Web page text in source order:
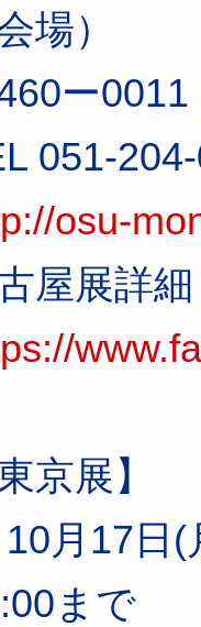
場）
ー
051-
osu-
屋展詳
東京展】
月17日(
まで